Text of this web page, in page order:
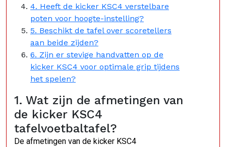
4. Heeft de kicker KSC4 verstelbare
poten voor hoogte-instelling?
5. Beschikt de tafel over scoretellers
aan beide zijden?
6. Zijn er stevige handvatten op de
kicker KSC4 voor optimale grip tijdens
het spelen?
1. Wat zijn de afmetingen van
de kicker KSC4
tafelvoetbaltafel?
De afmetingen van de kicker KSC4